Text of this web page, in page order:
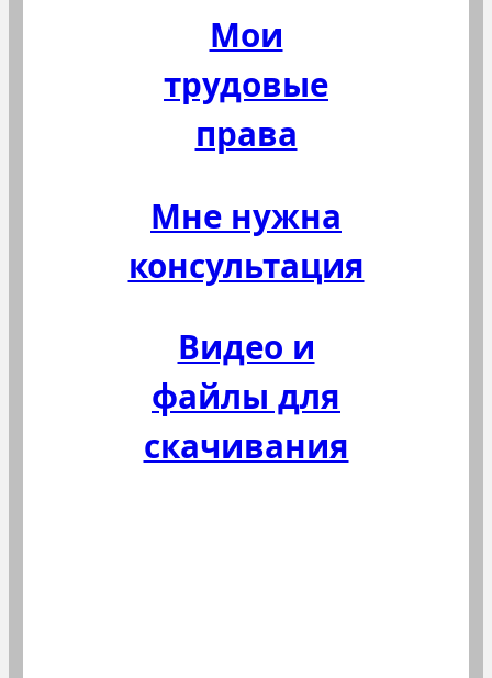
Мои
трудовые
права
Мне нужна
консультация
Видео и
файлы для
скачивания